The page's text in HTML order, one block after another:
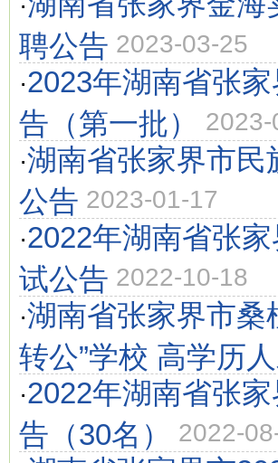
聘公告 2023-03-25
·2023年湖南省张
告（第一批）
2023-
·湖南省张家界市民
公告 2023-01-17
·2022年湖南省张
试公告 2022-10-18
·湖南省张家界市桑
转公”学校 高学历
·2022年湖南省张
告（30名）
2022-